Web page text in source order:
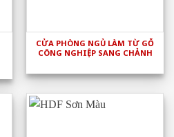
CỬA PHÒNG NGỦ LÀM TỪ GỖ
CÔNG NGHIỆP SANG CHẢNH